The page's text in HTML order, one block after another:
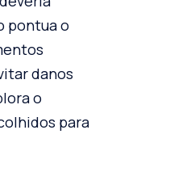
pontua o
danos
o
para